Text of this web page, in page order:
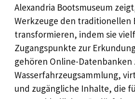
Alexandria Bootsmuseum
Werkzeuge den traditionellen
transformieren, indem sie
Zugangspunkte zur
gehören Online-Datenbanken
Wasserfahrzeugsammlung,
und zugängliche Inhalte, die